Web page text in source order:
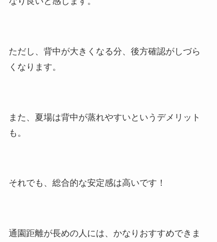
ただし、背中が大きくなる分、後方確認がしづら
くなります。
また、夏場は背中が蒸れやすいというデメリット
も。
それでも、総合的な安定感は高いです！
通園距離が長めの人には、かなりおすすめできま